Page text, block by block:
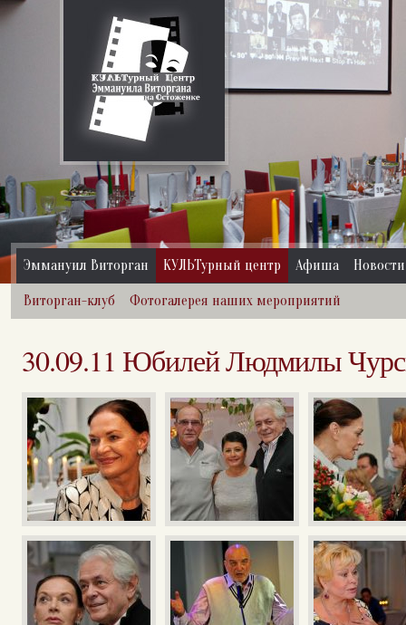
Эммануил Виторган КУЛЬТурный центр Афиша Новости
Виторган-клуб Фотогалерея наших мероприятий
30.09.11 Юбилей Людмилы